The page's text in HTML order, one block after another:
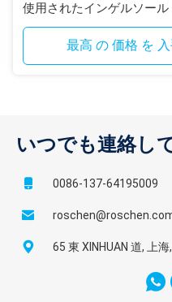
使用されたインゲルソール
イル DTH掘削管
最高 の 価格 を
いつでも連絡し
0086-137-64195009
65 東 XINHUAN 道, 上海